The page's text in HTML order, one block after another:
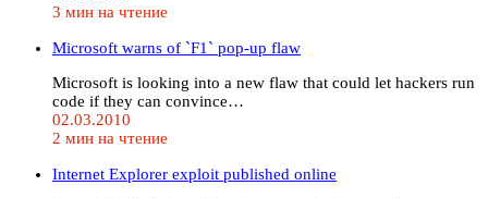
3 мин на чтение
Microsoft warns of `F1` pop-up flaw
Microsoft is looking into a new flaw that could let hackers run
code if they can convince…
02.03.2010
2 мин на чтение
Internet Explorer exploit published online